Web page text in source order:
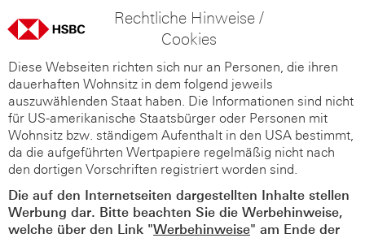
Rechtliche Hinweise /
Cookies
Diese Webseiten richten sich nur an Personen, die ihren
dauerhaften Wohnsitz in dem folgend jeweils
auszuwählenden Staat haben. Die Informationen sind nicht
für US-amerikanische Staatsbürger oder Personen mit
Wohnsitz bzw. ständigem Aufenthalt in den USA bestimmt,
da die aufgeführten Wertpapiere regelmäßig nicht nach
den dortigen Vorschriften registriert worden sind.
Die auf den Internetseiten dargestellten Inhalte stellen
Werbung dar. Bitte beachten Sie die Werbehinweise,
welche über den Link "Werbehinweise" am Ende der